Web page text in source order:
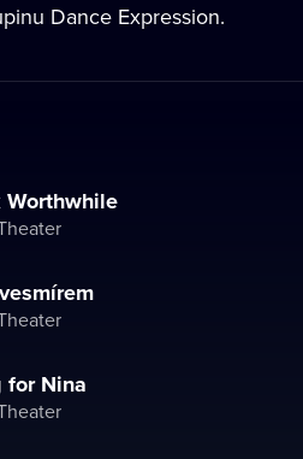
Dance Expression.
Worthwhile
for Nina